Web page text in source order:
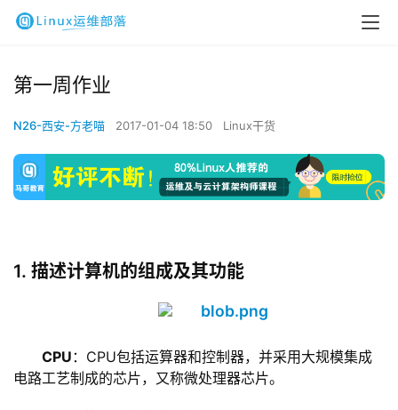
第一周作业
N26-西安-方老喵 2017-01-04 18:50 Linux干货
1. 描述计算机的组成及其功能
CPU ：CPU包括运算器和控制器，并采用大规模集成
电路工艺制成的芯片，又称微处理器芯片。